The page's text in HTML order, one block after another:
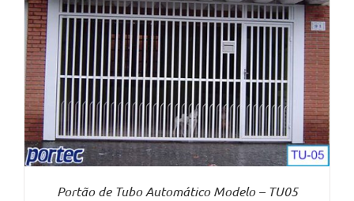
Portão de Tubo Automático Modelo – TU05